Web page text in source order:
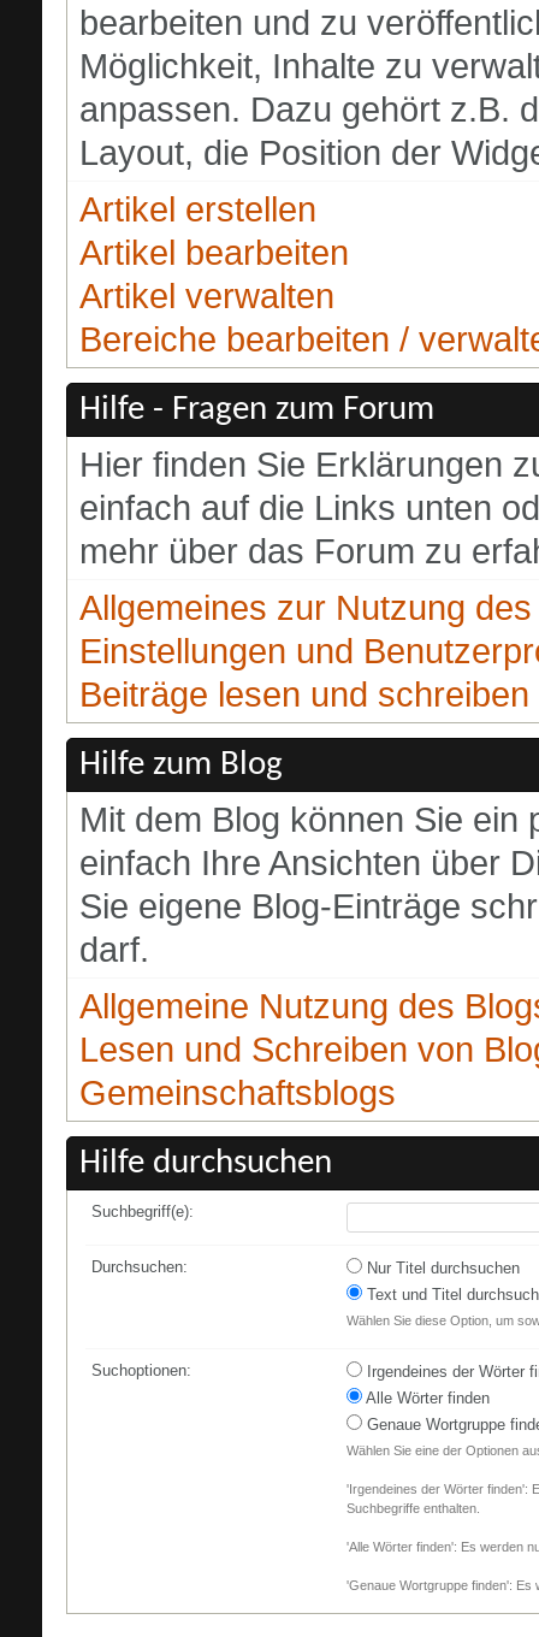
bearbeiten und zu
Möglichkeit, Inhalte zu
anpassen. Dazu gehört z.B.
Layout, die Position der
Artikel erstellen
Artikel bearbeiten
Artikel verwalten
Bereiche bearbeiten /
Hilfe - Fragen zum Forum
Hier finden Sie Erklärungen
einfach auf die Links unten
mehr über das Forum zu
Allgemeines zur Nutzung
Einstellungen und
Beiträge lesen und schreiben
Hilfe zum Blog
Mit dem Blog können Sie ein
einfach Ihre Ansichten über
Sie eigene Blog-Einträge
darf.
Allgemeine Nutzung des
Lesen und Schreiben von
Gemeinschaftsblogs
Hilfe durchsuchen
Suchbegriff(e):
Durchsuchen:
Nur Titel durchsuchen
Text und Titel
Wählen Sie diese Option, um
Suchoptionen:
Irgendeines der Wörter
Alle Wörter finden
Genaue Wortgruppe
Wählen Sie eine der Optionen
'Irgendeines der Wörter finden':
Suchbegriffe enthalten.
'Alle Wörter finden': Es werden
'Genaue Wortgruppe finden': Es